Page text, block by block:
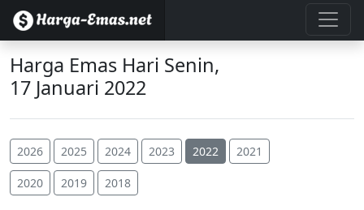
Harga Emas Hari Senin,
17 Januari 2022
2026 2025 2024 2023 2022 2021
2020 2019 2018